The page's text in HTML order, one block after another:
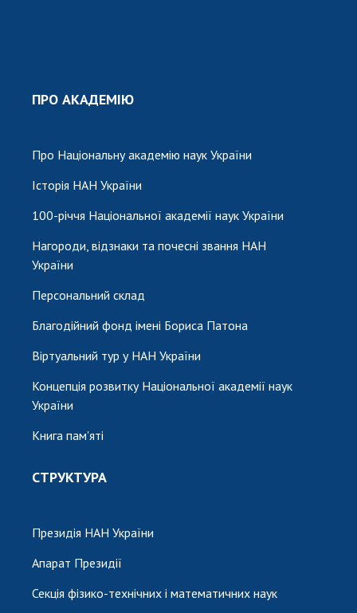
ПРО АКАДЕМІЮ
Про Національну академію наук України
Історія НАН України
100-річчя Національної академії наук України
Нагороди, відзнаки та почесні звання НАН
України
Персональний склад
Благодійний фонд імені Бориса Патона
Віртуальний тур у НАН України
Концепція розвитку Національної академії наук
України
Книга пам'яті
СТРУКТУРА
Президія НАН України
Апарат Президії
Секція фізико-технічних і математичних наук